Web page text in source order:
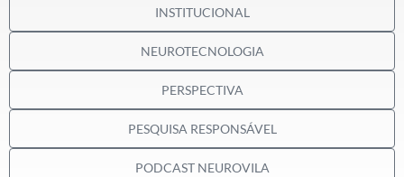
INSTITUCIONAL
NEUROTECNOLOGIA
PERSPECTIVA
PESQUISA RESPONSÁVEL
PODCAST NEUROVILA